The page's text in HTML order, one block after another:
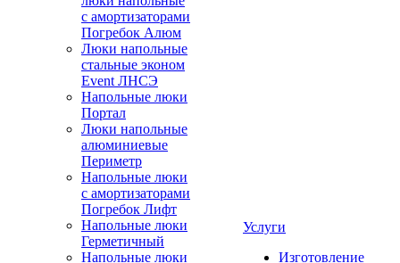
с амортизаторами
Погребок Алюм
Люки напольные
стальные эконом
Event ЛНСЭ
Напольные люки
Портал
Люки напольные
алюминиевые
Периметр
Напольные люки
с амортизаторами
Погребок Лифт
Напольные люки
Герметичный
Напольные люки
Услуги
Изготовление